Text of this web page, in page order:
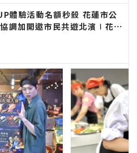
體驗活動名額秒殺 花蓮市公
調加開邀市民共遊北濱∣花蓮